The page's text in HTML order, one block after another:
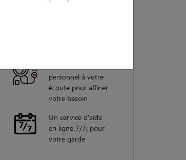
personnel à votre
écoute pour affiner
votre besoin
Un service d'aide
en ligne 7/7j pour
votre garde